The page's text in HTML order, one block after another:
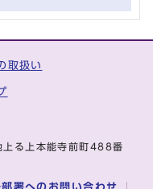
取扱い
る上本能寺前町488番
部署へのお問い合わせ